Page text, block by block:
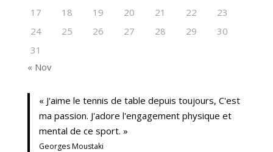
17
18 19 20 21 22
23
24
25 26 27 28 29
30
31
« Nov
« J'aime le tennis de table depuis toujours, C'est
ma passion. J'adore l'engagement physique et
mental de ce sport. »
Georges Moustaki